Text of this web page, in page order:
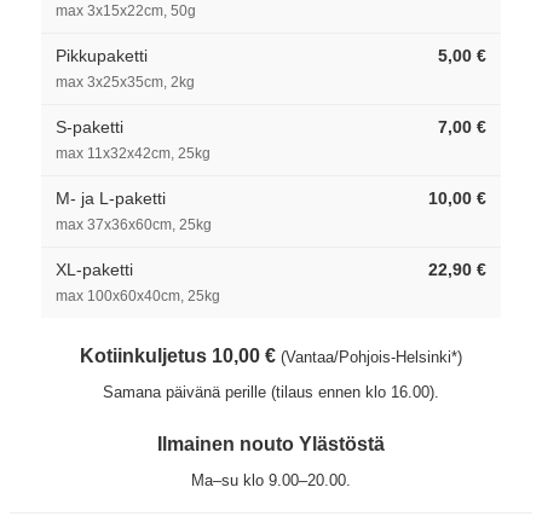
max 3x15x22cm, 50g
Pikkupaketti
max 3x25x35cm, 2kg
5,00 €
S-paketti
max 11x32x42cm, 25kg
7,00 €
M- ja L-paketti
max 37x36x60cm, 25kg
10,00 €
XL-paketti
max 100x60x40cm, 25kg
22,90 €
Kotiinkuljetus 10,00 € (Vantaa/Pohjois-Helsinki*)
Samana päivänä perille (tilaus ennen klo 16.00).
Ilmainen nouto Ylästöstä
Ma–su klo 9.00–20.00.